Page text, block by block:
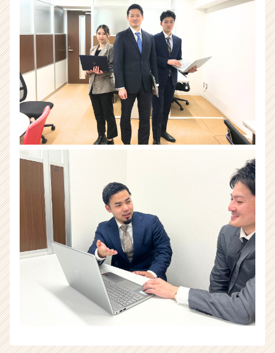
チ
ャ
ー・
成
長
企
ら
ス
が
届
く
就
活
サ
イ
ト
チ
ア
リ